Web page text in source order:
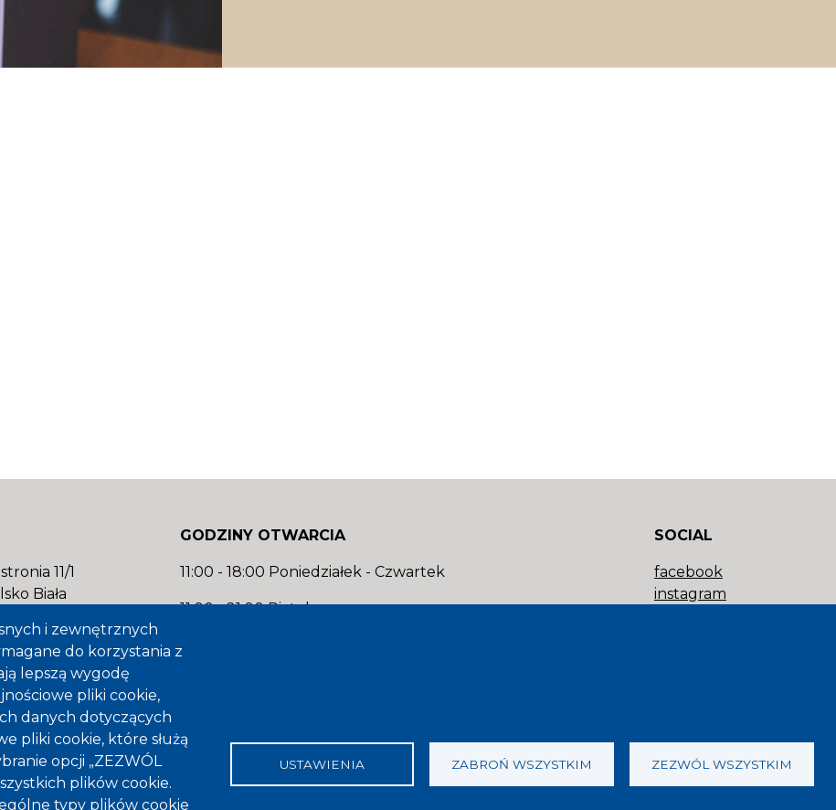
i zewnętrznych
do korzystania z
lepszą wygodę
pliki cookie,
danych dotyczących
pliki cookie, które służą
opcji „ZEZWÓL
plików cookie.
typy plików cookie
USTAWIENIA ZABROŃ WSZYSTKIM ZEZWÓL WSZYSTKIM
11/1
Biała
900
GODZINY OTWARCIA
11:00 - 18:00 Poniedziałek - Czwartek
11:00 - 21:00 Piątek
12:00 - 21:00 Sobota
Subwencja finansowa uzyskana ze środków PFR
SOCIAL
facebook
instagram